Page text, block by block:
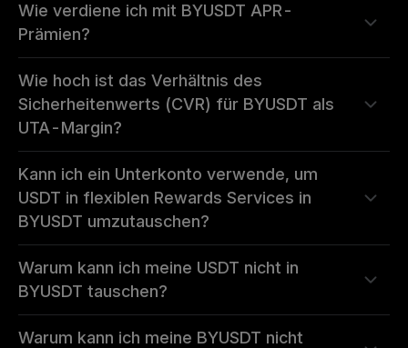
Wie verdiene ich mit BYUSDT APR-
Prämien?
Wie hoch ist das Verhältnis des
Sicherheitenwerts (CVR) für BYUSDT als
UTA-Margin?
Kann ich ein Unterkonto verwende, um
USDT in flexiblen Rewards Services in
BYUSDT umzutauschen?
Warum kann ich meine USDT nicht in
BYUSDT tauschen?
Warum kann ich meine BYUSDT nicht